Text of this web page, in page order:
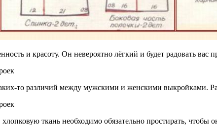
и красоту. Он невероятно лёгкий и будет радовать
то различий между мужскими и женскими выкройками.
ткань необходимо обязательно простирать, чтобы